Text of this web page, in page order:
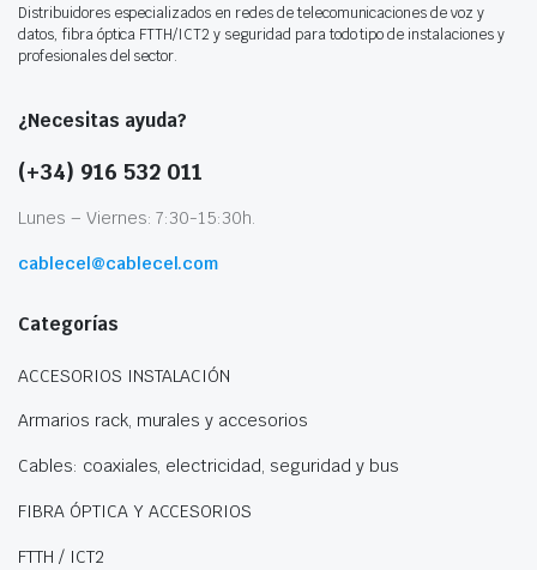
Distribuidores especializados en redes de telecomunicaciones de voz y
datos, fibra óptica FTTH/ICT2 y seguridad para todo tipo de instalaciones y
profesionales del sector.
¿Necesitas ayuda?
(+34) 916 532 011
Lunes – Viernes: 7:30-15:30h.
cablecel@cablecel.com
Categorías
ACCESORIOS INSTALACIÓN
Armarios rack, murales y accesorios
Cables: coaxiales, electricidad, seguridad y bus
FIBRA ÓPTICA Y ACCESORIOS
FTTH / ICT2